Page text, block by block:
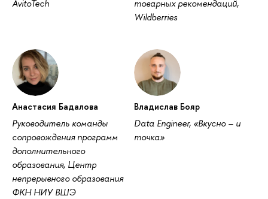
AvitoTech
товарных рекомендаций,
Wildberries
Анастасия Бадалова
Руководитель команды
сопровождения программ
дополнительного
образования, Центр
непрерывного образования
ФКН НИУ ВШЭ
ладислав Бояр
Data Engineer, «Вкусно – и
точка»